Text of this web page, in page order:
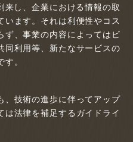
し、企業における情報の取
います。それは利便性やコス
ず、事業の内容によってはビ
同利用等、新たなサービスの
。
、技術の進歩に伴ってアップ
は法律を補足するガイドライ